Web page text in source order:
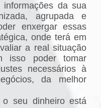
da sua
agrupada e
enxergar essas
onde terá em
a real situação
isso poder tomar
necessários à
da melhor
seu dinheiro está